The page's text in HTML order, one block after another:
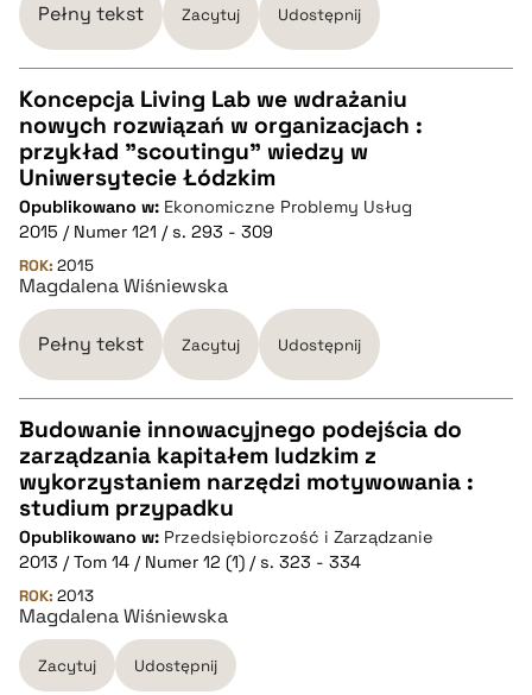
pobierz cytat
Pełny tekst Zacytuj Udostępnij
CZYSTY TEKST
pobierz cytat
BIBTEX
pobierz cytat
Koncepcja Living Lab we wdrażaniu
nowych rozwiązań w organizacjach :
przykład "scoutingu" wiedzy w
Uniwersytecie Łódzkim
Opublikowano w: Ekonomiczne Problemy Usług
2015 / Numer 121 / s. 293 - 309
ROK: 2015
Magdalena Wiśniewska
Pełny tekst Zacytuj Udostępnij
CZYSTY TEKST
pobierz cytat
BIBTEX
pobierz cytat
Budowanie innowacyjnego podejścia do
zarządzania kapitałem ludzkim z
wykorzystaniem narzędzi motywowania :
studium przypadku
Opublikowano w: Przedsiębiorczość i Zarządzanie
2013 / Tom 14 / Numer 12 (1) / s. 323 - 334
ROK: 2013
Magdalena Wiśniewska
Zacytuj Udostępnij